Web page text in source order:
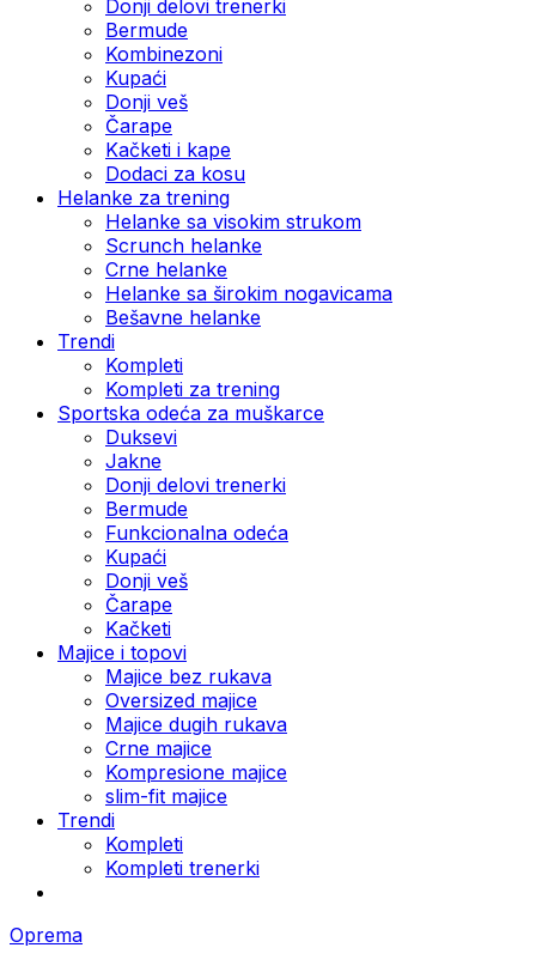
Donji delovi trenerki
Bermude
Kombinezoni
Kupaći
Donji veš
Čarape
Kačketi i kape
Dodaci za kosu
Helanke za trening
Helanke sa visokim strukom
Scrunch helanke
Crne helanke
Helanke sa širokim nogavicama
Bešavne helanke
Trendi
Kompleti
Kompleti za trening
Sportska odeća za muškarce
Duksevi
Jakne
Donji delovi trenerki
Bermude
Funkcionalna odeća
Kupaći
Donji veš
Čarape
Kačketi
Majice i topovi
Majice bez rukava
Oversized majice
Majice dugih rukava
Crne majice
Kompresione majice
slim-fit majice
Trendi
Kompleti
Kompleti trenerki
Oprema